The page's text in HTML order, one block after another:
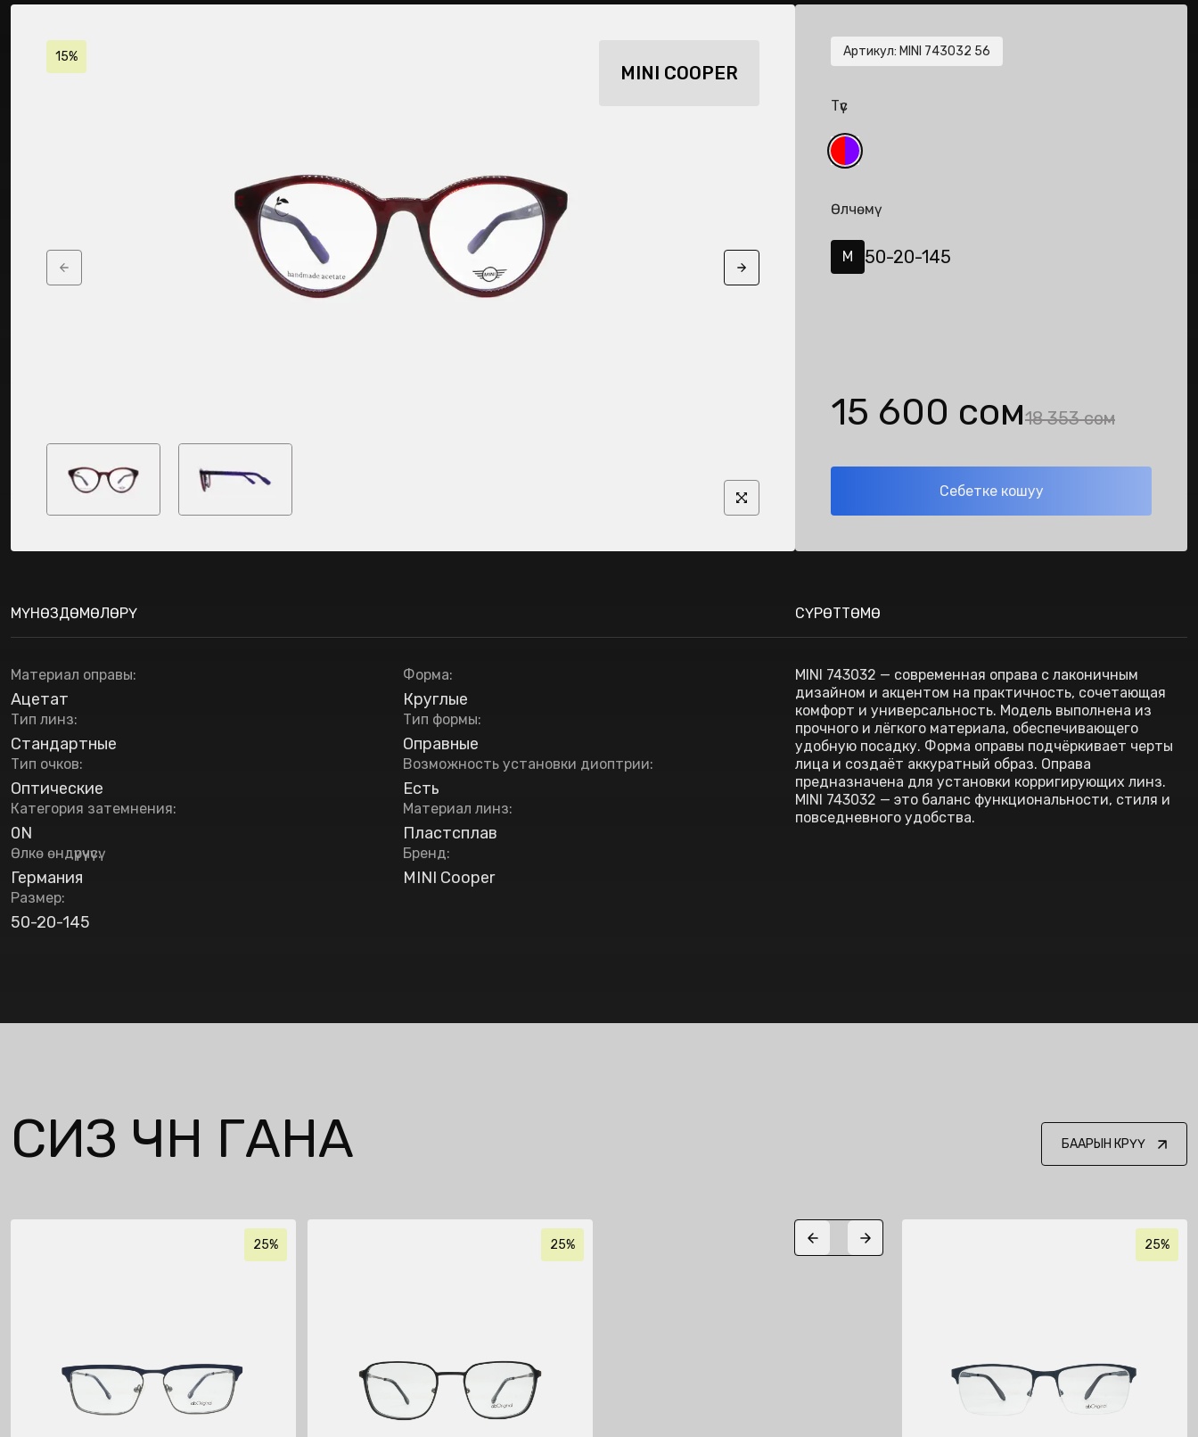
15%
MINI COOPER
Previous slide Next slide
Артикул: MINI 743032 56
Түс
Өлчөмү
M 50-20-145
15 600 сом18 353 сом
Себетке кошуу
МҮНӨЗДӨМӨЛӨРҮ
Материал оправы:
Ацетат
Форма:
Круглые
Тип линз:
Стандартные
Тип формы:
Оправные
Тип очков:
Оптические
Возможность установки диоптрии:
Есть
Категория затемнения:
0N
Материал линз:
Пластсплав
Өлкө өндүрүүчүсү:
Германия
Бренд:
MINI Cooper
Размер:
50-20-145
СҮРӨТТӨМӨ
MINI 743032 — современная оправа с лаконичным
дизайном и акцентом на практичность, сочетающая
комфорт и универсальность. Модель выполнена из
прочного и лёгкого материала, обеспечивающего
удобную посадку. Форма оправы подчёркивает черты
лица и создаёт аккуратный образ. Оправа
предназначена для установки корригирующих линз.
MINI 743032 — это баланс функциональности, стиля и
повседневного удобства.
СИЗ ҮЧҮН ГАНА БААРЫН КӨРҮҮ
25% 25% 25% 25%
Previous slide
Next slide